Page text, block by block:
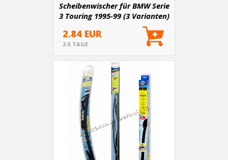
Scheibenwischer für BMW Serie
3 Touring 1995-99 (3 Varianten)
2.84 EUR
2-5 TAGE